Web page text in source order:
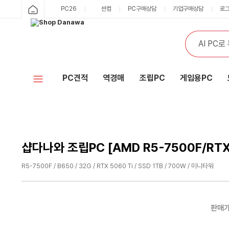
PC26 싼컴 PC구매상담 기업구매상담 로
통
합
검
색
검
색
PC견적 역경매 조립PC 게임용PC
샵다나와 조립PC [AMD R5-7500F/
R5-7500F / B650 / 32G / RTX 5060 Ti / SSD 1TB / 700W / 미니타워
판매